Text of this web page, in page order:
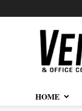
HOME